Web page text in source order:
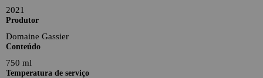
2021
Produtor
Domaine Gassier
Conteúdo
750 ml
Temperatura de serviço